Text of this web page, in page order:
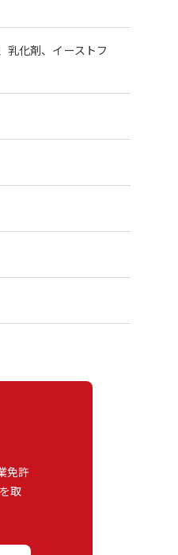
乳化剤、イーストフ
免許
取